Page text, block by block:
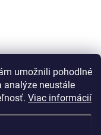
umožnili pohodlné
analýze neustále
Viac informácií
vek